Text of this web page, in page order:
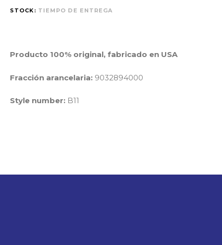
STOCK: TIEMPO DE ENTREGA
Producto 100% original, fabricado en USA
Fracción arancelaria: 9032894000
Style number: B11